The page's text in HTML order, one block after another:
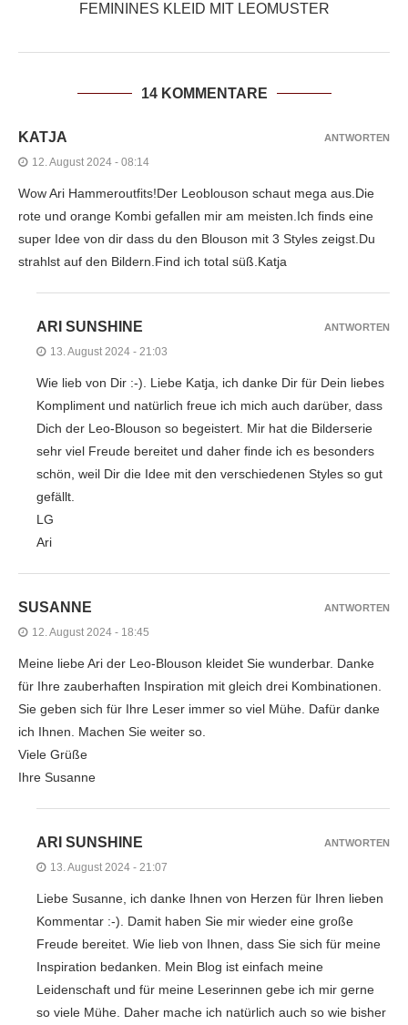
FEMININES KLEID MIT LEOMUSTER
14 KOMMENTARE
KATJA
12. August 2024 - 08:14
Wow Ari Hammeroutfits!Der Leoblouson schaut mega aus.Die
rote und orange Kombi gefallen mir am meisten.Ich finds eine
super Idee von dir dass du den Blouson mit 3 Styles zeigst.Du
strahlst auf den Bildern.Find ich total süß.Katja
ANTWORTEN
ARI SUNSHINE
13. August 2024 - 21:03
Wie lieb von Dir :-). Liebe Katja, ich danke Dir für Dein liebes
Kompliment und natürlich freue ich mich auch darüber, dass
Dich der Leo-Blouson so begeistert. Mir hat die Bilderserie
sehr viel Freude bereitet und daher finde ich es besonders
schön, weil Dir die Idee mit den verschiedenen Styles so gut
gefällt.
LG
Ari
ANTWORTEN
SUSANNE
12. August 2024 - 18:45
Meine liebe Ari der Leo-Blouson kleidet Sie wunderbar. Danke
für Ihre zauberhaften Inspiration mit gleich drei Kombinationen.
Sie geben sich für Ihre Leser immer so viel Mühe. Dafür danke
ich Ihnen. Machen Sie weiter so.
Viele Grüße
Ihre Susanne
ANTWORTEN
ARI SUNSHINE
13. August 2024 - 21:07
Liebe Susanne, ich danke Ihnen von Herzen für Ihren lieben
Kommentar :-). Damit haben Sie mir wieder eine große
Freude bereitet. Wie lieb von Ihnen, dass Sie sich für meine
Inspiration bedanken. Mein Blog ist einfach meine
Leidenschaft und für meine Leserinnen gebe ich mir gerne
so viele Mühe. Daher mache ich natürlich auch so wie bisher
ANTWORTEN